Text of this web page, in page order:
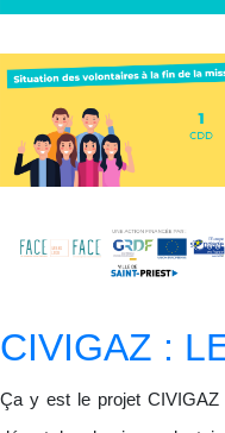
CIVIGAZ :
Ça y est le projet CIVIGAZ